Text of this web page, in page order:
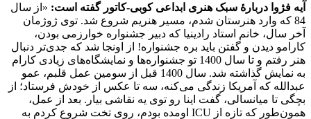
آیه فژوا دربارهٔ سبک هنری ابداعی کوبی-کاتور گفته است: «از سال
84 که وارد هنرستان شدم، مسیر هنریم شروع شد. توی ژوژمان
آخر سال، خانم استاد رادینیا که دبیر جشنواره خوارزمی بودن،
کارامو دیدن و گفتن باید بره جشنواره! از اونجا شد که جدی‌تر دنبال
هنر رفتم و تا سال 1400 تو جشنواره‌ها و نمایشگاه‌های زیادی کارام
به نمایش گذاشته شد. سال 1400 قبل از سومین عمل قلبم، عمو
عبدالله که آمریکا زندگی می‌کنه، سه تا عکس از خودش فرستاد؛ از
بچگی تا میانسالی، گفت اینا رو توی یه نقاشی بیار. بعد از عمل،
همون‌طور که تازه از ICU اومده بودم، روی تخت شروع کردم به